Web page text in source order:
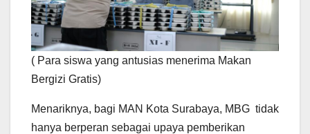
( Para siswa yang antusias menerima Makan
Bergizi Gratis)
Menariknya, bagi MAN Kota Surabaya, MBG tidak
hanya berperan sebagai upaya pemberikan